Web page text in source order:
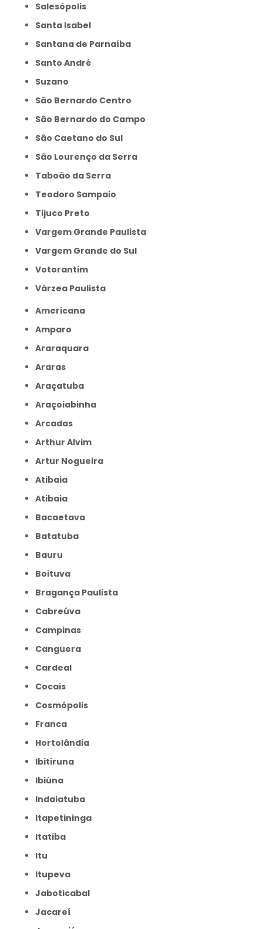
Salesópolis
Santa Isabel
Santana de Parnaíba
Santo André
Suzano
São Bernardo Centro
São Bernardo do Campo
São Caetano do Sul
São Lourenço da Serra
Taboão da Serra
Teodoro Sampaio
Tijuco Preto
Vargem Grande Paulista
Vargem Grande do Sul
Votorantim
Várzea Paulista
Americana
Amparo
Araraquara
Araras
Araçatuba
Araçoiabinha
Arcadas
Arthur Alvim
Artur Nogueira
Atibaia
Atibaia
Bacaetava
Batatuba
Bauru
Boituva
Bragança Paulista
Cabreúva
Campinas
Canguera
Cardeal
Cocais
Cosmópolis
Franca
Hortolândia
Ibitiruna
Ibiúna
Indaiatuba
Itapetininga
Itatiba
Itu
Itupeva
Jaboticabal
Jacareí